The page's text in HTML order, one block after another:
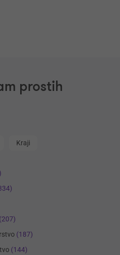
prostih
Kraji
(207)
(187)
(144)